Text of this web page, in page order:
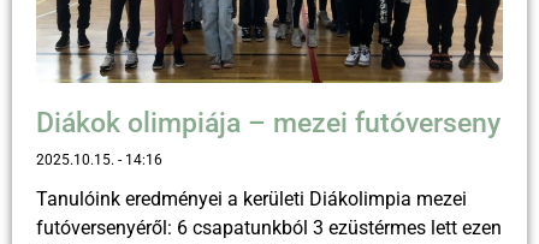
Diákok olimpiája – mezei futóverseny
2025.10.15. 14:16
Tanulóink eredményei a kerületi Diákolimpia mezei
futóversenyéről: 6 csapatunkból 3 ezüstérmes lett ezen